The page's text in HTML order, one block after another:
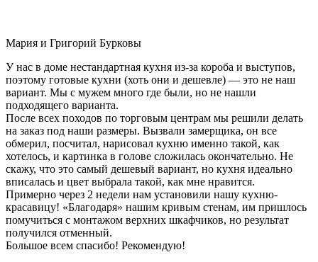
Мария и Григорий Бурковы
У нас в доме нестандартная кухня из-за короба и выступов,
поэтому готовые кухни (хоть они и дешевле) — это не наш
вариант. Мы с мужем много где были, но не нашли
подходящего варианта.
После всех походов по торговым центрам мы решили делать
на заказ под наши размеры. Вызвали замерщика, он все
обмерил, посчитал, нарисовал кухню именно такой, как
хотелось, и картинка в голове сложилась окончательно. Не
скажу, что это самый дешевый вариант, но кухня идеально
вписалась и цвет выбрала такой, как мне нравится.
Примерно через 2 недели нам установили нашу кухню-
красавицу! «Благодаря» нашим кривым стенам, им пришлось
помучиться с монтажом верхних шкафчиков, но результат
получился отменный.
Большое всем спасибо! Рекомендую!